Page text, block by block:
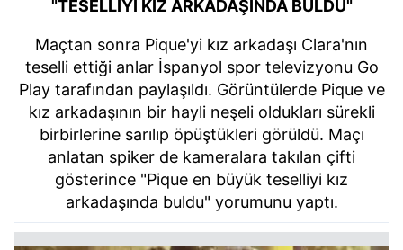
"TESELLİYİ KIZ ARKADAŞINDA BULDU"
Maçtan sonra Pique'yi kız arkadaşı Clara'nın
teselli ettiği anlar İspanyol spor televizyonu Go
Play tarafından paylaşıldı. Görüntülerde Pique ve
kız arkadaşının bir hayli neşeli oldukları sürekli
birbirlerine sarılıp öpüştükleri görüldü. Maçı
anlatan spiker de kameralara takılan çifti
gösterince "Pique en büyük teselliyi kız
arkadaşında buldu" yorumunu yaptı.